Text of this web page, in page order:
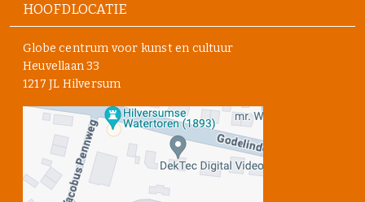
HOOFDLOCATIE
Globe centrum voor kunst en cultuur
Heuvellaan 33
1217 JL Hilversum